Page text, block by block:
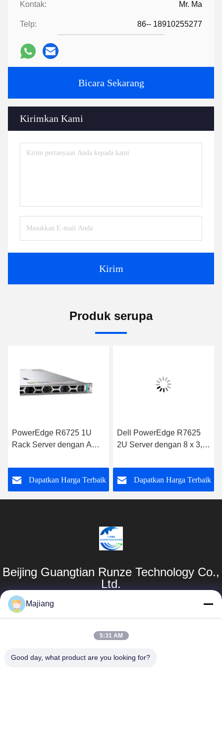
Kontak: Mr. Ma
Telp: 86-- 18910255277
Bicara Sekarang
Kirimkan Kami
Kirim
Produk serupa
PowerEdge R6725 1U
Rack Server dengan AMD
DIMM Slots
Dapatkan Harga Terbaik
Dell PowerEdge R7625
2U Server dengan 8 x 3,5
Dapatkan Harga Terbaik
Beijing Guangtian Runze Technology Co.,
Ltd.
Produk
Majiang
5:31 AM
Good day, what product are you looking for?